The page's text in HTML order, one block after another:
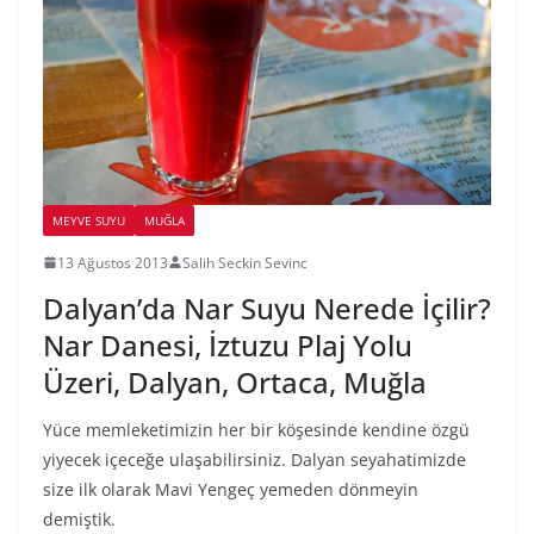
MEYVE SUYU MUĞLA
13 Ağustos 2013 Salih Seckin Sevinc
Dalyan’da Nar Suyu Nerede İçilir?
Nar Danesi, İztuzu Plaj Yolu
Üzeri, Dalyan, Ortaca, Muğla
Yüce memleketimizin her bir köşesinde kendine özgü
yiyecek içeceğe ulaşabilirsiniz. Dalyan seyahatimizde
size ilk olarak Mavi Yengeç yemeden dönmeyin
demiştik.